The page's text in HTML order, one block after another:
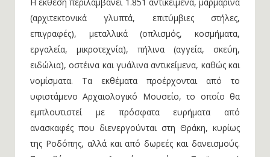
(αρχιτεκτονικά γλυπτά, επιτύμβιες στήλες,
επιγραφές), μεταλλικά (οπλισμός, κοσμήματα,
εργαλεία, μικροτεχνία), πήλινα (αγγεία, σκεύη,
ειδώλια), οστέινα και γυάλινα αντικείμενα, καθώς και
νομίσματα. Τα εκθέματα προέρχονται από το
υφιστάμενο Αρχαιολογικό Μουσείο, το οποίο θα
εμπλουτιστεί με πρόσφατα ευρήματα από
ανασκαφές που διενεργούνται στη Θράκη, κυρίως
της Ροδόπης, αλλά και από δωρεές και δανεισμούς.
Τα εκθέματα χρονολογούνται από την Προϊστορική